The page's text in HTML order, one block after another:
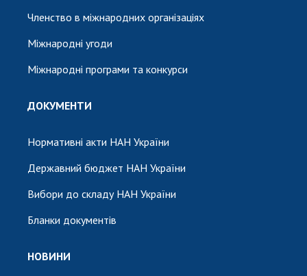
Членство в міжнародних організаціях
Міжнародні угоди
Міжнародні програми та конкурси
ДОКУМЕНТИ
Нормативні акти НАН України
Державний бюджет НАН України
Вибори до складу НАН України
Бланки документів
НОВИНИ